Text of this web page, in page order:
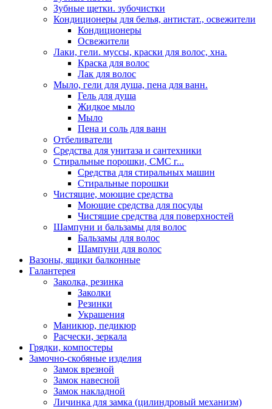
Зубные щетки. зубочистки
Кондиционеры для белья, антистат., освежители
Кондиционеры
Освежители
Лаки, гели. муссы, краски для волос, хна.
Краска для волос
Лак для волос
Мыло, гели для душа, пена для ванн.
Гель для душа
Жидкое мыло
Мыло
Пена и соль для ванн
Отбеливатели
Средства для унитаза и сантехники
Стиральные порошки, СМС г...
Средства для стиральных машин
Стиральные порошки
Чистящие, моющие средства
Моющие средства для посуды
Чистящие средства для поверхностей
Шампуни и бальзамы для волос
Бальзамы для волос
Шампуни для волос
Вазоны, ящики балконные
Галантерея
Заколка, резинка
Заколки
Резинки
Украшения
Маникюр, педикюр
Расчески, зеркала
Грядки, компостеры
Замочно-скобяные изделия
Замок врезной
Замок навесной
Замок накладной
Личинка для замка (цилиндровый механизм)